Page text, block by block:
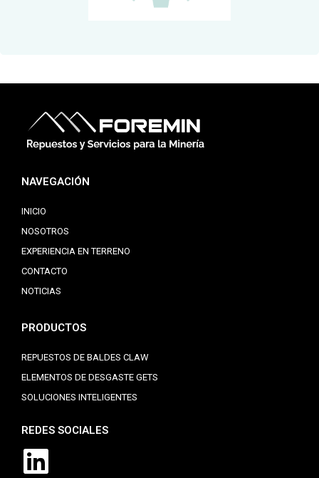
NAVEGACIÓN
INICIO
NOSOTROS
EXPERIENCIA EN TERRENO
CONTACTO
NOTICIAS
PRODUCTOS
REPUESTOS DE BALDES CLAW
ELEMENTOS DE DESGASTE GETS
SOLUCIONES INTELIGENTES
REDES SOCIALES